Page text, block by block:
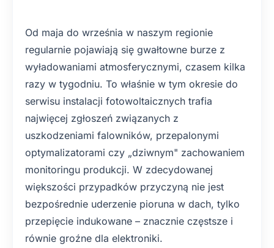
Od maja do września w naszym regionie
regularnie pojawiają się gwałtowne burze z
wyładowaniami atmosferycznymi, czasem kilka
razy w tygodniu. To właśnie w tym okresie do
serwisu instalacji fotowoltaicznych trafia
najwięcej zgłoszeń związanych z
uszkodzeniami falowników, przepalonymi
optymalizatorami czy „dziwnym" zachowaniem
monitoringu produkcji. W zdecydowanej
większości przypadków przyczyną nie jest
bezpośrednie uderzenie pioruna w dach, tylko
przepięcie indukowane – znacznie częstsze i
równie groźne dla elektroniki.